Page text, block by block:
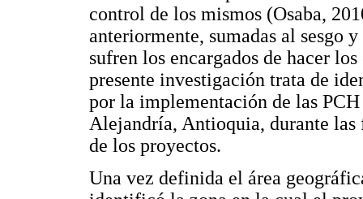
control de los mismos (Osaba,
anteriormente, sumadas al sesgo
sufren los encargados de hacer
presente investigación trata de
por la implementación de las
Alejandría, Antioquia, durante las
de los proyectos.
Una vez definida el área